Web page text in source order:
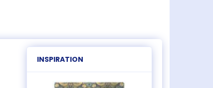
INSPIRATION